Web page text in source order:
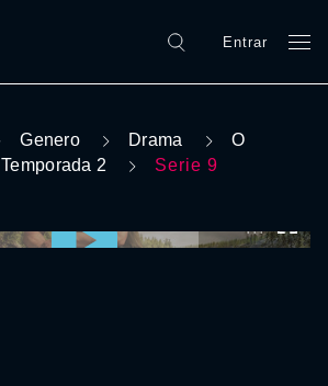
Entrar
Genero Drama
O
Temporada 2 Serie 9